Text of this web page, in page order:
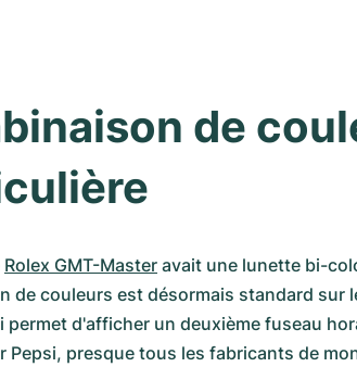
de
Rolex GMT-Master avait une lunette bi-
de couleurs est désormais standard sur
d'afficher un deuxième fuseau
Pepsi, presque tous les fabricants de